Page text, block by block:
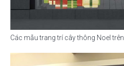
Các mẫu trang trí cây thông Noel